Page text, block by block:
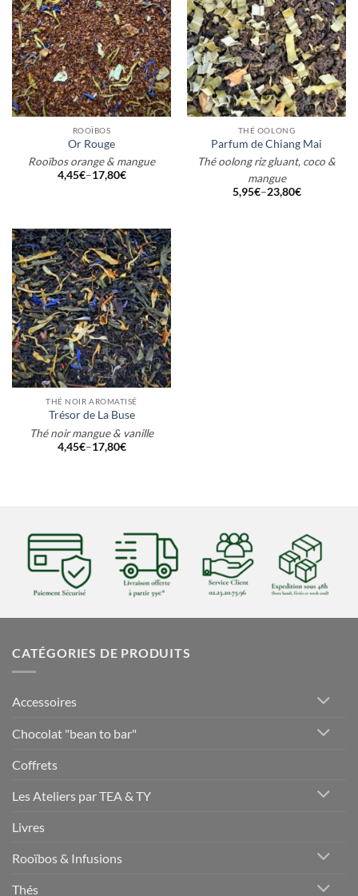
ROOÏBOS
Or Rouge
Rooïbos orange & mangue
4,45€–17,80€
THÉ OOLONG
Parfum de Chiang Mai
Thé oolong riz gluant, coco &
mangue
5,95€–23,80€
THÉ NOIR AROMATISÉ
Trésor de La Buse
Thé noir mangue & vanille
4,45€–17,80€
CATÉGORIES DE PRODUITS
Accessoires
Chocolat "bean to bar"
Coffrets
Les Ateliers par TEA & TY
Livres
Rooïbos & Infusions
Thés